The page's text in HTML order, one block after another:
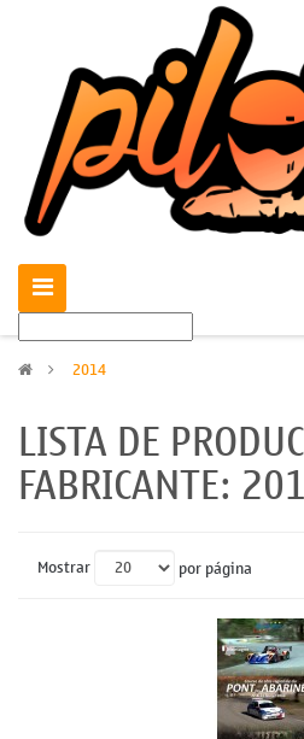
> 2014
LISTA DE
FABRICANTE:
Mostrar por página